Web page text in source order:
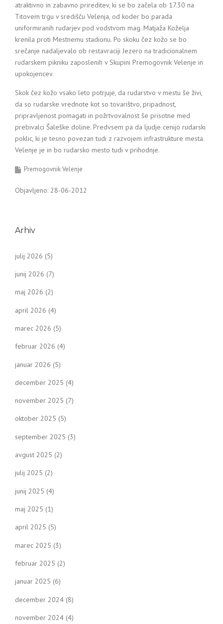
atraktivno in zabavno prireditev, ki se bo začela ob 17.30 na
Titovem trgu v središču Velenja, od koder bo parada
uniformiranih rudarjev pod vodstvom mag. Matjaža Koželja
krenila proti Mestnemu stadionu. Po skoku čez kožo se bo
srečanje nadaljevalo ob restavraciji Jezero na tradicionalnem
rudarskem pikniku zaposlenih v Skupini Premogovnik Velenje in
upokojencev.
Skok čez kožo vsako leto potrjuje, da rudarstvo v mestu še živi,
da so rudarske vrednote kot so tovarištvo, pripadnost,
pripravljenost pomagati in požrtvovalnost še prisotne med
prebivalci Šaleške doline. Predvsem pa da ljudje cenijo rudarski
poklic, ki je tesno povezan tudi z razvojem infrastrukture mesta.
Velenje je in bo rudarsko mesto tudi v prihodnje.
Premogovnik Velenje
Objavljeno: 28-06-2012
Arhiv
julij 2026 (5)
junij 2026 (7)
maj 2026 (2)
april 2026 (4)
marec 2026 (5)
februar 2026 (4)
januar 2026 (5)
december 2025 (4)
november 2025 (7)
oktober 2025 (5)
september 2025 (3)
avgust 2025 (2)
julij 2025 (2)
junij 2025 (4)
maj 2025 (1)
april 2025 (5)
marec 2025 (3)
februar 2025 (2)
januar 2025 (6)
december 2024 (8)
november 2024 (4)